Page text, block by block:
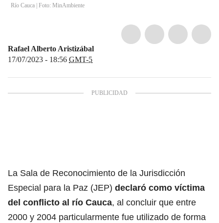
Río Cauca | Foto: MinAmbiente
Rafael Alberto Aristizábal
17/07/2023 - 18:56 GMT-5
La Sala de Reconocimiento de la Jurisdicción
Especial para la Paz (JEP) declaró como víctima
del conflicto al río Cauca, al concluir que entre
2000 y 2004 particularmente fue utilizado de forma